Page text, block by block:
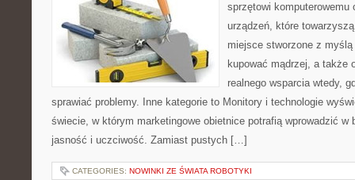
sprzętowi komputerowemu
urządzeń, które
miejsce stworzone z
kupować mądrzej, a także
realnego wsparcia wtedy,
sprawiać problemy. Inne kategorie to Monitory i technologie
świecie, w którym marketingowe obietnice potrafią wprowadzić w
jasność i uczciwość. Zamiast pustych […]
CATEGORIES: NOWINKI ZE ŚWIATA ROBOTYKI